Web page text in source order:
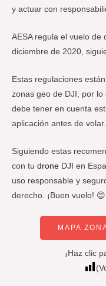
y actuar con
AESA regula el vuelo de
diciembre de 2020,
Estas regulaciones
zonas geo de DJI, por
debe tener en cuenta
aplicación antes de volar.
Siguiendo estas
con tu drone DJI en
uso responsable y
derecho. ¡Buen vuelo! 😊
MAPA
¡Haz clic